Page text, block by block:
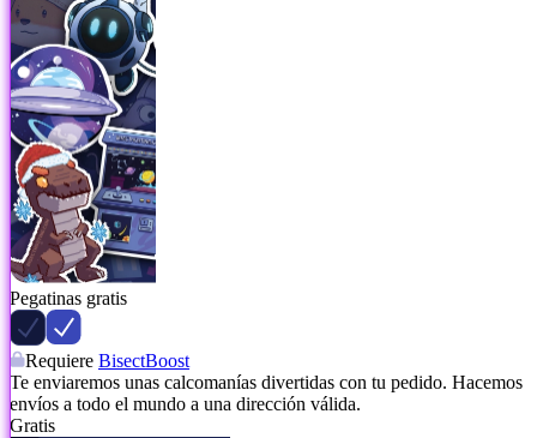
Pegatinas gratis
Requiere BisectBoost
Te enviaremos unas calcomanías divertidas con tu pedido. Hacemos
envíos a todo el mundo a una dirección válida.
Gratis